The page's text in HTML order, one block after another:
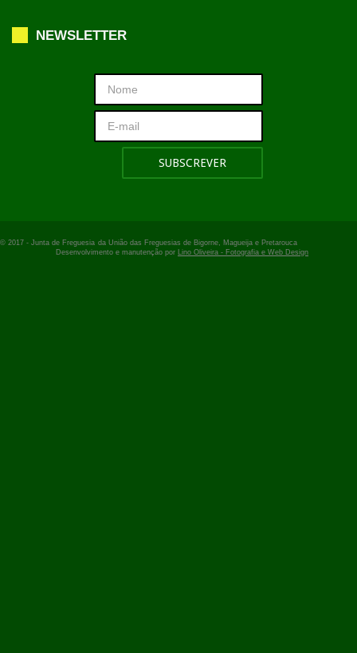
NEWSLETTER
© 2017 - Junta de Freguesia da União das Freguesias de Bigorne, Magueija e Pretarouca
Desenvolvimento e manutenção por
Lino Oliveira - Fotografia e Web Design